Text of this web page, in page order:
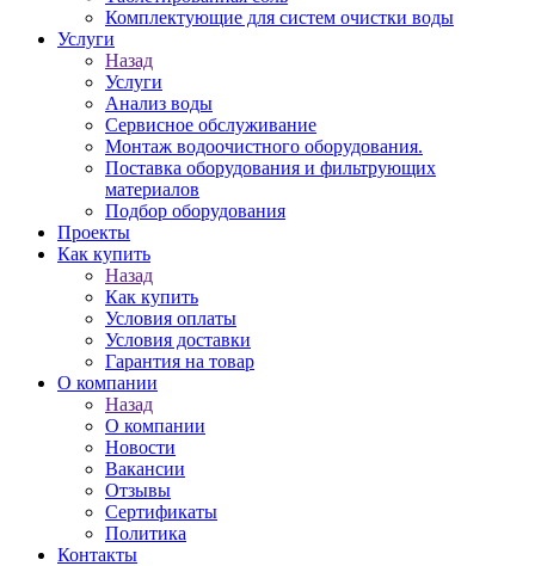
Комплектующие для систем очистки воды
Услуги
Назад
Услуги
Анализ воды
Сервисное обслуживание
Монтаж водоочистного оборудования.
Поставка оборудования и фильтрующих
материалов
Подбор оборудования
Проекты
Как купить
Назад
Как купить
Условия оплаты
Условия доставки
Гарантия на товар
О компании
Назад
О компании
Новости
Вакансии
Отзывы
Сертификаты
Политика
Контакты